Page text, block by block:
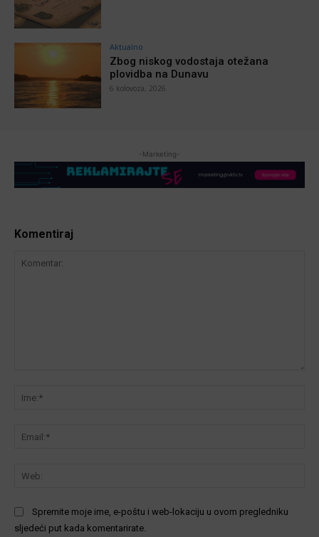
Aktualno
Zbog niskog vodostaja otežana
plovidba na Dunavu
6 kolovoza, 2026
-Marketing-
Komentiraj
Spremite moje ime, e-poštu i web-lokaciju u ovom pregledniku
sljedeći put kada komentarirate.